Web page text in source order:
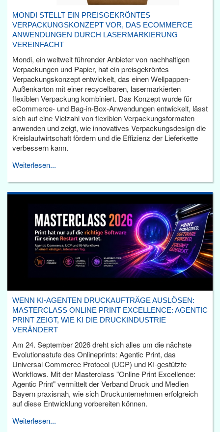
MONDI STELLT EIN PREISGEKRÖNTES
VERPACKUNGSKONZEPT VOR, DAS ECOMMERCE
ANWENDUNGEN DURCH LASERMARKIERUNG
VEREINFACHT
Mondi, ein weltweit führender Anbieter von nachhaltigen
Verpackungen und Papier, hat ein preisgekröntes
Verpackungskonzept entwickelt, das einen Wellpappen-
Außenkarton mit einer recycelbaren, lasermarkierten
flexiblen Verpackung kombiniert. Das Konzept wurde für
eCommerce- und Bag-in-Box-Anwendungen entwickelt, lässt
sich auf eine Vielzahl von flexiblen Verpackungsformaten
anwenden und zeigt, wie innovatives Verpackungsdesign die
Kreislaufwirtschaft fördern und die Effizienz der Lieferkette
verbessern kann.
Weiterlesen...
WENN KI-AGENTEN DRUCKAUFTRÄGE AUSLÖSEN:
MASTERCLASS ONLINE PRINT EXCELLENCE: AGENTIC
PRINT ZEIGT, WIE KI DIE DRUCKINDUSTRIE
VERÄNDERT
Am 24. September 2026 dreht sich alles um die nächste
Evolutionsstufe des Onlineprints: Agentic Print, das
Universal Commerce Protocol (UCP) und KI-gestützte
Workflows. Mit der Masterclass "Online Print Excellence:
Agentic Print" vermittelt der Verband Druck und Medien
Bayern praxisnah, wie sich Druckunternehmen erfolgreich
auf diese Entwicklung vorbereiten können.
Weiterlesen...